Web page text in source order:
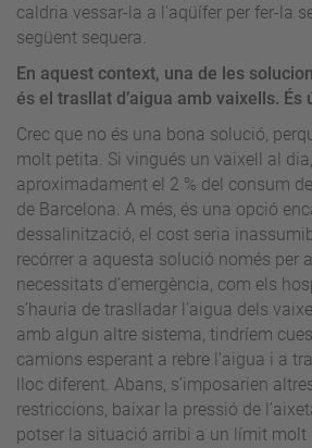
caldria vessar-la a l'aqüífer per fer-la
següent sequera.
En aquest context, una de les
és el trasllat d’aigua amb vaixells. És
Crec que no és una bona solució,
molt petita. Si vingués un vaixell al
aproximadament el 2 % del consum
de Barcelona. A més, és una opció
dessalinització, el cost seria
recórrer a aquesta solució només per
necessitats d’emergència, com els
s’hauria de traslladar l’aigua dels
amb algun altre sistema, tindríem
camions esperant a rebre l’aigua i a
lloc diferent. Abans, s’imposarien
restriccions, baixar la pressió de
potser la situació arribi a un límit molt